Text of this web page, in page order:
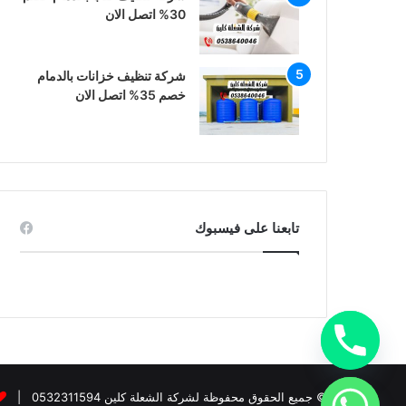
30% اتصل الان
شركة تنظيف خزانات بالدمام
خصم 35% اتصل الان
تابعنا على فيسبوك
© جميع الحقوق محفوظة لشركة الشعلة كلين 0532311594 |